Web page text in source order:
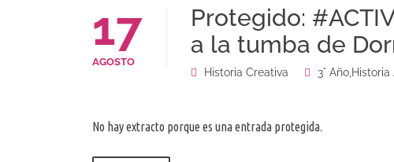
17
AGOSTO
Protegido:
a la tumba de
Historia Creativa 3° Año Historia
No hay extracto porque es una entrada protegida.